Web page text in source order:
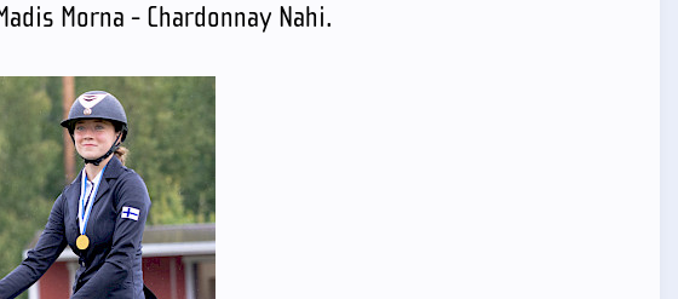
Morna - Chardonnay Nahi.